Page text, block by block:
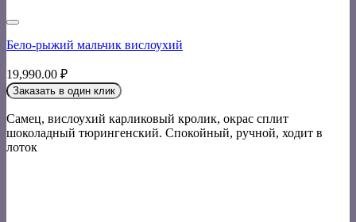
Бело-рыжий мальчик вислоухий
19,990.00 ₽
Заказать в один клик
Самец, вислоухий карликовый кролик, окрас сплит
шоколадный тюрингенский. Спокойный, ручной, ходит в
лоток